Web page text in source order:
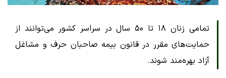
تمامی زنان ۱۸ تا ۵۰ سال در سراسر کشور می‌توانند از
حمایت‌های مقرر در قانون بیمه صاحبان حرف و مشاغل
آزاد بهره‌مند شوند.